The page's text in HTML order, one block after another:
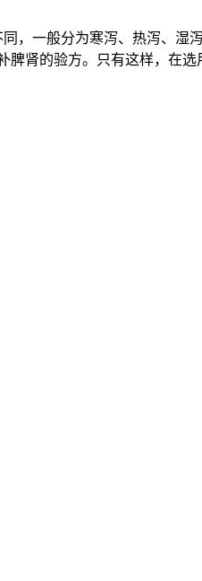
，一般分为寒泻、热泻、湿
肾的验方。只有这样，在